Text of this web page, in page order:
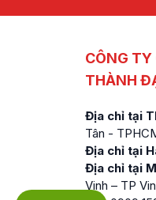
CÔNG TY
THÀNH
Địa chỉ tại
Tân -
Địa chỉ tại
Địa chỉ tại
Vinh – TP